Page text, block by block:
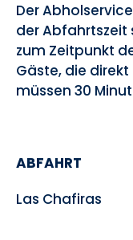
Der
der Abfahrtszeit
zum Zeitpunkt
Gäste, die
müssen 30
ABFAHRT
Las Chafiras